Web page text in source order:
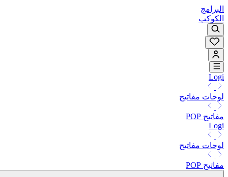
البرامج
الكوكب
Logi
لوحات مفاتيح
مفاتيح POP
Logi
لوحات مفاتيح
مفاتيح POP